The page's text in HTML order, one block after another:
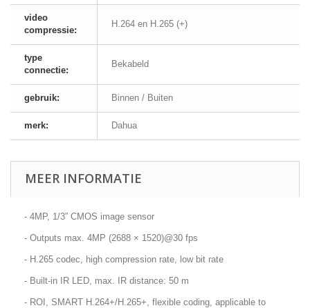
video
compressie:
H.264 en H.265 (+)
type
connectie:
Bekabeld
gebruik: Binnen / Buiten
merk: Dahua
MEER INFORMATIE
- 4MP, 1/3” CMOS image sensor
- Outputs max. 4MP (2688 × 1520)@30 fps
- H.265 codec, high compression rate, low bit rate
- Built-in IR LED, max. IR distance: 50 m
- ROI, SMART H.264+/H.265+, flexible coding, applicable to